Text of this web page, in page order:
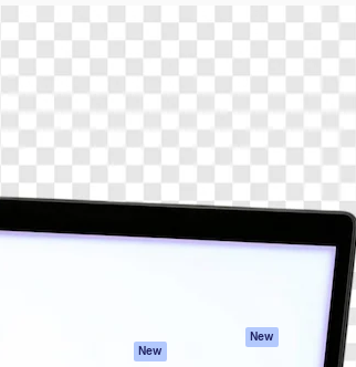
Produtos
Assistente de IA
Gerador de
imagens
New
Começar
Documentação
Atendimento
Termos e
New